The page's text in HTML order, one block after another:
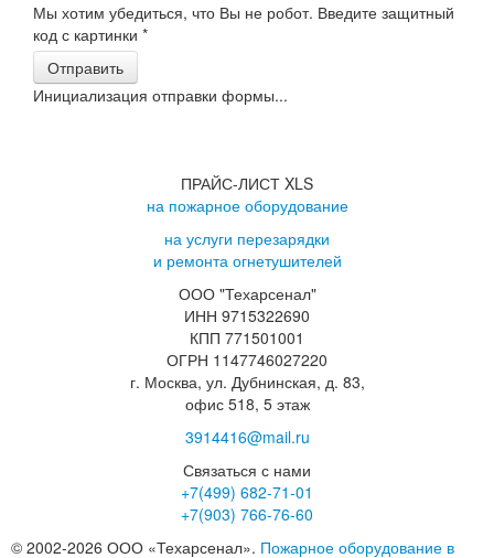
Мы хотим убедиться, что Вы не робот. Введите защитный
код с картинки *
Отправить
Инициализация отправки формы...
ПРАЙС-ЛИСТ XLS
на пожарное оборудование
на услуги перезарядки
и ремонта огнетушителей
ООО "Техарсенал"
ИНН 9715322690
КПП 771501001
ОГРН 1147746027220
г. Москва, ул. Дубнинская, д. 83,
офис 518, 5 этаж
3914416@mail.ru
Связаться с нами
+7(499) 682-71-01
+7(903) 766-76-60
© 2002-2026 ООО «Техарсенал». Пожарное оборудование в